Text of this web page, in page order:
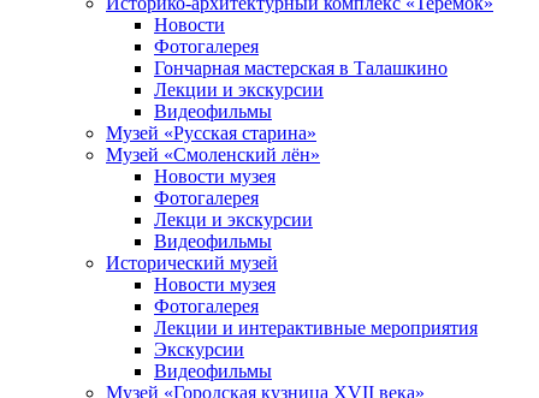
Новости
Фотогалерея
Гончарная мастерская в Талашкино
Лекции и экскурсии
Видеофильмы
Музей «Русская старина»
Музей «Смоленский лён»
Новости музея
Фотогалерея
Лекци и экскурсии
Видеофильмы
Исторический музей
Новости музея
Фотогалерея
Лекции и интерактивные мероприятия
Экскурсии
Видеофильмы
Музей «Городская кузница XVII века»